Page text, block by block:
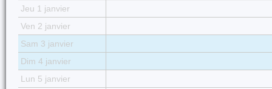
Jeu 1 janvier
Ven 2 janvier
Sam 3 janvier
Dim 4 janvier
Lun 5 janvier